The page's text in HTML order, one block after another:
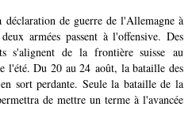
déclaration de guerrede l'Allemagne à
armées passent à l'offensive. Des
s'alignent de la frontière suisse au
l'été. Du 20 au 24 août, la bataille des
sort perdante. Seule la bataille de la
de mettre un terme à l'avancée